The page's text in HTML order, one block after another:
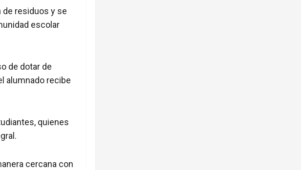
de residuos y se
escolar
de dotar de
alumnado recibe
quienes
cercana con